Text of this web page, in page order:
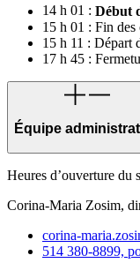
14 h 01 : Début
15 h 01 : Fin des
15 h 11 : Départ
17 h 45 :
Équipe
Heures d’ouverture du
Corina-Maria Zosim,
corina-
514 380-8899,